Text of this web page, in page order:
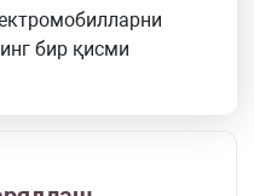
бир қисми